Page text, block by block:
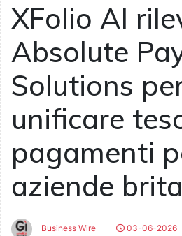
XFolio AI
Absolute
Solutions
unificare
pagamenti
aziende
Business Wire
03-06-2026